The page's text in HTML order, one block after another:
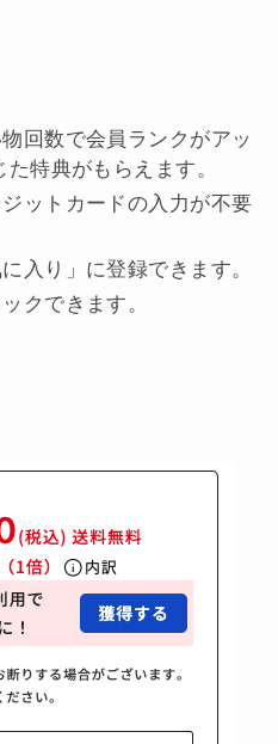
回数で会員ランクがアッ
特典がもらえます。
ットカードの入力が不要
入り」に登録できます。
クできます。